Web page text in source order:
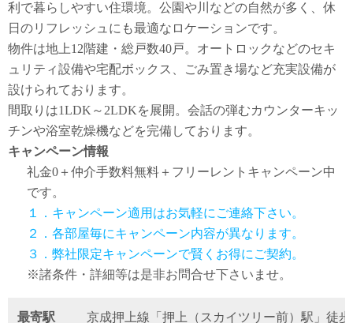
利で暮らしやすい住環境。公園や川などの自然が多く、休
日のリフレッシュにも最適なロケーションです。
物件は地上12階建・総戸数40戸。オートロックなどのセキ
ュリティ設備や宅配ボックス、ごみ置き場など充実設備が
設けられております。
間取りは1LDK～2LDKを展開。会話の弾むカウンターキッ
チンや浴室乾燥機などを完備しております。
キャンペーン情報
礼金0 ＋仲介手数料無料 ＋ フリーレント キャンペーン中
です。
１．キャンペーン適用はお気軽にご連絡下さい。
２．各部屋毎にキャンペーン内容が異なります。
３．弊社限定キャンペーンで賢くお得にご契約。
※諸条件・詳細等は是非お問合せ下さいませ。
最寄駅
京成押上線「押上（スカイツリー前）駅」徒